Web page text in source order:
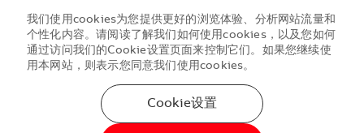
我们使用cookies为您提供更好的浏览体验、分析网站流量和
个性化内容。请阅读了解我们如何使用cookies，以及您如何
通过访问我们的Cookie设置页面来控制它们。如果您继续使
用本网站，则表示您同意我们使用cookies。
Cookie设置